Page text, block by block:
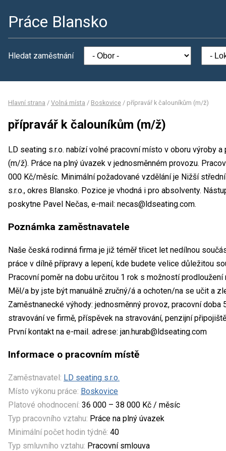
Práce Blansko
Hledat zaměstnání
Hlavní strana / Volná místa / Boskovice / přípravář k čalouníkům (m/ž)
přípravář k čalouníkům (m/ž)
LD seating s.r.o. nabízí volné pracovní místo v oboru výroby
(m/ž). Práce na plný úvazek v jednosměnném provozu.
000 Kč/měsíc. Minimální požadované vzdělání je Nižší
s.r.o., okres Blansko. Pozice je vhodná i pro absolventy.
poskytne Pavel Nečas, e-mail: necas@ldseating.com.
Poznámka zaměstnavatele
Naše česká rodinná firma je již téměř třicet let nedílnou
práce v dílně přípravy a lepení, kde budete velice důležitou
Pracovní poměr na dobu určitou 1 rok s možností prodloužení
Měl/a by jste být manuálně zručný/á a ochoten/na se učit a
Zaměstnanecké výhody: jednosměnný provoz, pracovní doba
stravování ve firmě, příspěvek na stravování, penzijní
První kontakt na e-mail. adrese: jan.hurab@ldseating.com
Informace o pracovním místě
Zaměstnavatel: LD seating s.r.o.
Místo výkonu práce: Boskovice
Platové ohodnocení: 36 000 – 38 000 Kč / měsíc
Typ pracovního vztahu: Práce na plný úvazek
Minimální počet hodin týdně: 40
Typ smluvního vztahu: Pracovní smlouva